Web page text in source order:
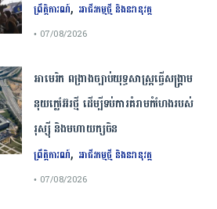
ព្រឹត្តិការណ៍, អាជីវកម្មថ្មី និងនវានុវត្ត
• 07/08/2026
​អាមេរិក​ ពង្រាងច្បាប់​យុទ្ធសាស្ត្រ​ធ្វើ​សង្គ្រាម​
នុយក្លេអ៊ែរ​ថ្មី ដើម្បីទប់ការគំរាមកំហែងរបស់​
រុស្ស៊ី និងមហាយក្សចិន
ព្រឹត្តិការណ៍, អាជីវកម្មថ្មី និងនវានុវត្ត
• 07/08/2026